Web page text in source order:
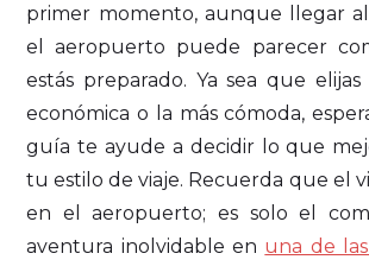
primer momento, aunque llegar
el aeropuerto puede parecer
estás preparado. Ya sea que
económica o la más cómoda,
guía te ayude a decidir lo que
tu estilo de viaje. Recuerda que el
en el aeropuerto; es solo el
aventura inolvidable en una de